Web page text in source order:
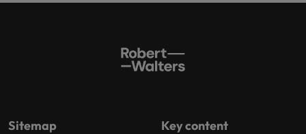
Sitemap Key content